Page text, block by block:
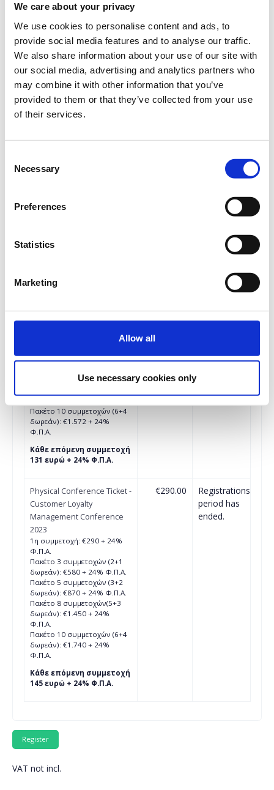
We care about your privacy
We use cookies to personalise content and ads, to
provide social media features and to analyse our traffic.
We also share information about your use of our site with
our social media, advertising and analytics partners who
may combine it with other information that you’ve
provided to them or that they’ve collected from your use
of their services.
Selection
Necessary
Preferences
Statistics
Marketing
Allow all
Use necessary cookies only
Early Bird Physical
Conference Ticket -
Customer Loyalty
Management Conference
Ισχύει έως 28/07/2023
Φ.Π.Α.
Πακέτο 3 συμμετοχών (2+1
δωρεάν): €1.300 + 24%
Φ.Π.Α.
period has
ended.
(για Μέλη ΕΙΕΠ) - Customer
Πακέτο 3 συμμετοχών (2+1
Πακέτο 5 συμμετοχών (3+2
Πακέτο 8 συμμετοχών(5+3
Πακέτο 10 συμμετοχών (6+4
δωρεάν): €1.572 + 24%
Φ.Π.Α.
Κάθε επόμενη συμμετοχή
131 ευρώ + 24% Φ.Π.Α.
period has
Physical Conference Ticket -
Customer Loyalty
Management Conference
2023
1η συμμετοχή: €290 + 24%
Φ.Π.Α.
Πακέτο 3 συμμετοχών (2+1
δωρεάν): €580 + 24% Φ.Π.Α.
Πακέτο 5 συμμετοχών (3+2
δωρεάν): €870 + 24% Φ.Π.Α.
Πακέτο 8 συμμετοχών(5+3
δωρεάν): €1.450 + 24%
Φ.Π.Α.
Πακέτο 10 συμμετοχών (6+4
δωρεάν): €1.740 + 24%
Φ.Π.Α.
Κάθε επόμενη συμμετοχή
145 ευρώ + 24% Φ.Π.Α.
€290.00
Registrations
period has
ended.
VAT not incl.